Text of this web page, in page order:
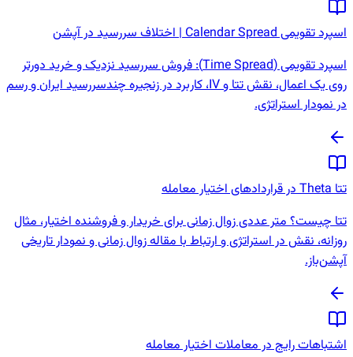
اسپرد تقویمی Calendar Spread | اختلاف سررسید در آپشن
اسپرد تقویمی (Time Spread): فروش سررسید نزدیک و خرید دورتر
روی یک اعمال، نقش تتا و IV، کاربرد در زنجیره چندسررسید ایران و رسم
در نمودار استراتژی.
تتا Theta در قراردادهای اختیار معامله
تتا چیست؟ متر عددی زوال زمانی برای خریدار و فروشنده اختیار، مثال
روزانه، نقش در استراتژی و ارتباط با مقاله زوال زمانی و نمودار تاریخی
آپشن‌باز.
اشتباهات رایج در معاملات اختیار معامله